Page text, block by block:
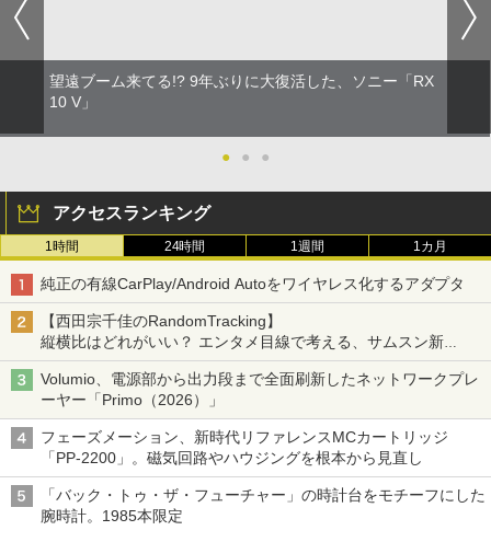
望遠ブーム来てる!? 9年ぶりに大復活した、ソニー「RX
10 V」
● ● ●
アクセスランキング
1時間 24時間 1週間 1カ月
純正の有線CarPlay/Android Autoをワイヤレス化するアダプタ
【西田宗千佳のRandomTracking】
縦横比はどれがいい？ エンタメ目線で考える、サムスン新
「Galaxy Z Fold」
Volumio、電源部から出力段まで全面刷新したネットワークプレ
ーヤー「Primo（2026）」
フェーズメーション、新時代リファレンスMCカートリッジ
「PP-2200」。磁気回路やハウジングを根本から見直し
「バック・トゥ・ザ・フューチャー」の時計台をモチーフにした
腕時計。1985本限定